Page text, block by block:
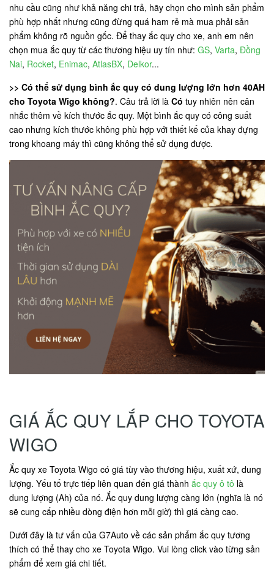
nhu cầu cũng như khả năng chi trả, hãy chọn cho mình sản phẩm
phù hợp nhất nhưng cũng đừng quá ham rẻ mà mua phải sản
phẩm không rõ nguồn gốc. Để thay ắc quy cho xe, anh em nên
chọn mua ắc quy từ các thương hiệu uy tín như: GS, Varta, Đồng
Nai, Rocket, Enimac, AtlasBX, Delkor...
>> Có thể sử dụng bình ắc quy có dung lượng lớn hơn 40AH
cho Toyota Wigo không?. Câu trả lời là Có tuy nhiên nên cân
nhắc thêm về kích thước ắc quy. Một bình ắc quy có công suất
cao nhưng kích thước không phù hợp với thiết kế của khay đựng
trong khoang máy thì cũng không thể sử dụng được.
GIÁ ẮC QUY LẮP CHO TOYOTA
WIGO
Ắc quy xe Toyota Wigo có giá tùy vào thương hiệu, xuất xứ, dung
lượng. Yếu tố trực tiếp liên quan đến giá thành ắc quy ô tô là
dung lượng (Ah) của nó. Ắc quy dung lượng càng lớn (nghĩa là nó
sẽ cung cấp nhiều dòng điện hơn mỗi giờ) thì giá càng cao.
Dưới đây là tư vấn của G7Auto về các sản phẩm ắc quy tương
thích có thể thay cho xe Toyota Wigo. Vui lòng click vào từng sản
phẩm để xem giá chi tiết.